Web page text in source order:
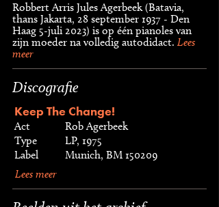
Robbert Arris Jules Agerbeek (Batavia,
thans Jakarta, 28 september 1937 - Den
Haag 5-juli 2023) is op één pianoles van
zijn moeder na volledig autodidact. Lees
meer
Discografie
Keep The Change!
Act
Rob Agerbeek
Type
LP, 1975
Label
Munich, BM 150209
Lees meer